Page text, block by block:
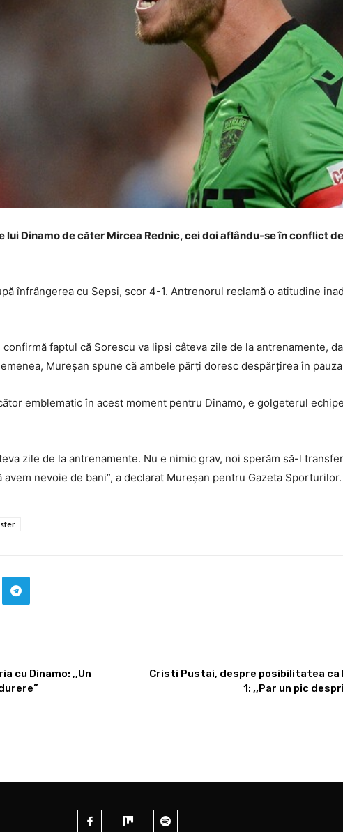
Dinamo de căter Mircea Rednic, cei doi aflându-se în conflict
înfrângerea cu Sepsi, scor 4-1. Antrenorul reclamă o atitudine
faptul că Sorescu va lipsi câteva zile de la antrenamente,
Mureșan spune că ambele părți doresc despărțirea în
emblematic în acest moment pentru Dinamo, e golgeterul
zile de la antrenamente. Nu e nimic grav, noi sperăm să-l
nevoie de bani”, a declarat Mureșan pentru Gazeta Sporturilor.
cu Dinamo: ,,Un
Cristi Pustai, despre posibilitatea ca
1: ,,Par un pic